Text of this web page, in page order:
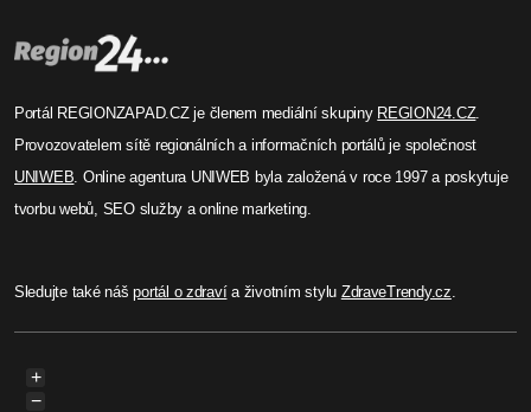
Portál REGIONZAPAD.CZ je členem mediální skupiny REGION24.CZ.
Provozovatelem sítě regionálních a informačních portálů je společnost
UNIWEB . Online agentura UNIWEB byla založená v roce 1997 a poskytuje
tvorbu webů, SEO služby a online marketing.
Sledujte také nášportál o zdravía životním stylu ZdraveTrendy.cz
+
−